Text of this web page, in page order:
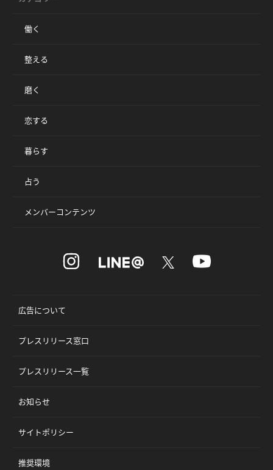
働く
整える
磨く
恋する
暮らす
占う
メンバーコンテンツ
広告について
プレスリリース窓口
プレスリリース一覧
お知らせ
サイトポリシー
推奨環境